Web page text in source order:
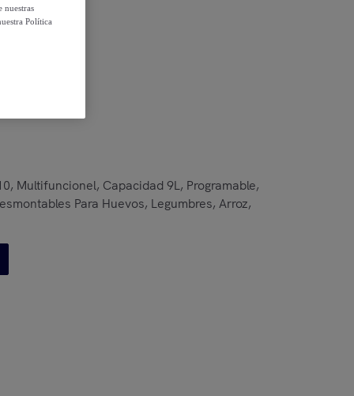
Multifuncionel, Capacidad 9L, Programable,
Para Huevos, Legumbres, Arroz,
nuestras
Política